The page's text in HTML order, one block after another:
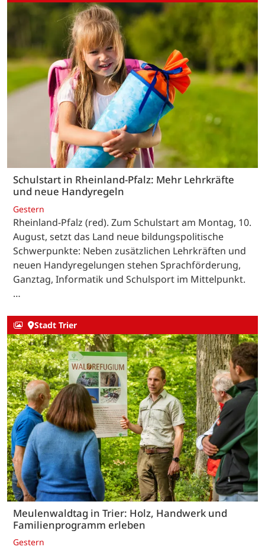
Schulstart in Rheinland-Pfalz: Mehr Lehrkräfte
und neue Handyregeln
Gestern
Rheinland-Pfalz (red). Zum Schulstart am Montag, 10.
August, setzt das Land neue bildungspolitische
Schwerpunkte: Neben zusätzlichen Lehrkräften und
neuen Handyregelungen stehen Sprachförderung,
Ganztag, Informatik und Schulsport im Mittelpunkt.
…
Stadt Trier
Meulenwaldtag in Trier: Holz, Handwerk und
Familienprogramm erleben
Gestern